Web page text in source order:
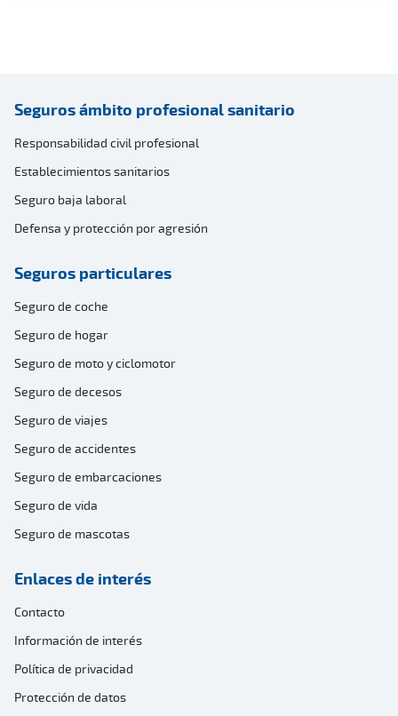
Seguros ámbito profesional sanitario
Responsabilidad civil profesional
Establecimientos sanitarios
Seguro baja laboral
Defensa y protección por agresión
Seguros particulares
Seguro de coche
Seguro de hogar
Seguro de moto y ciclomotor
Seguro de decesos
Seguro de viajes
Seguro de accidentes
Seguro de embarcaciones
Seguro de vida
Seguro de mascotas
Enlaces de interés
Contacto
Información de interés
Política de privacidad
Protección de datos